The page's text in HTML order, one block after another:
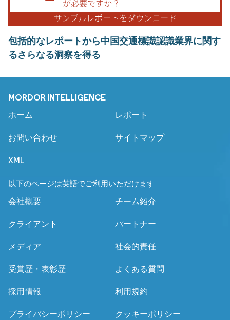
包括的なレポートから中国交通標識認識業界に関す
るさらなる洞察を得る
MORDOR INTELLIGENCE
ホーム レポート
お問い合わせ サイトマップ
XML
以下のページは英語でご利用いただけます
会社概要 チーム紹介
クライアント パートナー
メディア 社会的責任
受賞歴・表彰歴 よくある質問
採用情報 利用規約
プライバシーポリシー クッキーポリシー